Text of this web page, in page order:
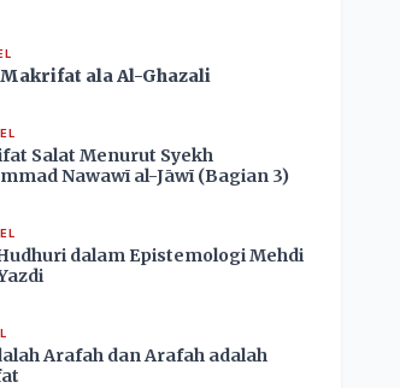
Makrifat ala Al-Ghazali
Salat Menurut Syekh
Nawawī al-Jāwī (Bagian 3)
dalam Epistemologi Mehdi
Arafah dan Arafah adalah